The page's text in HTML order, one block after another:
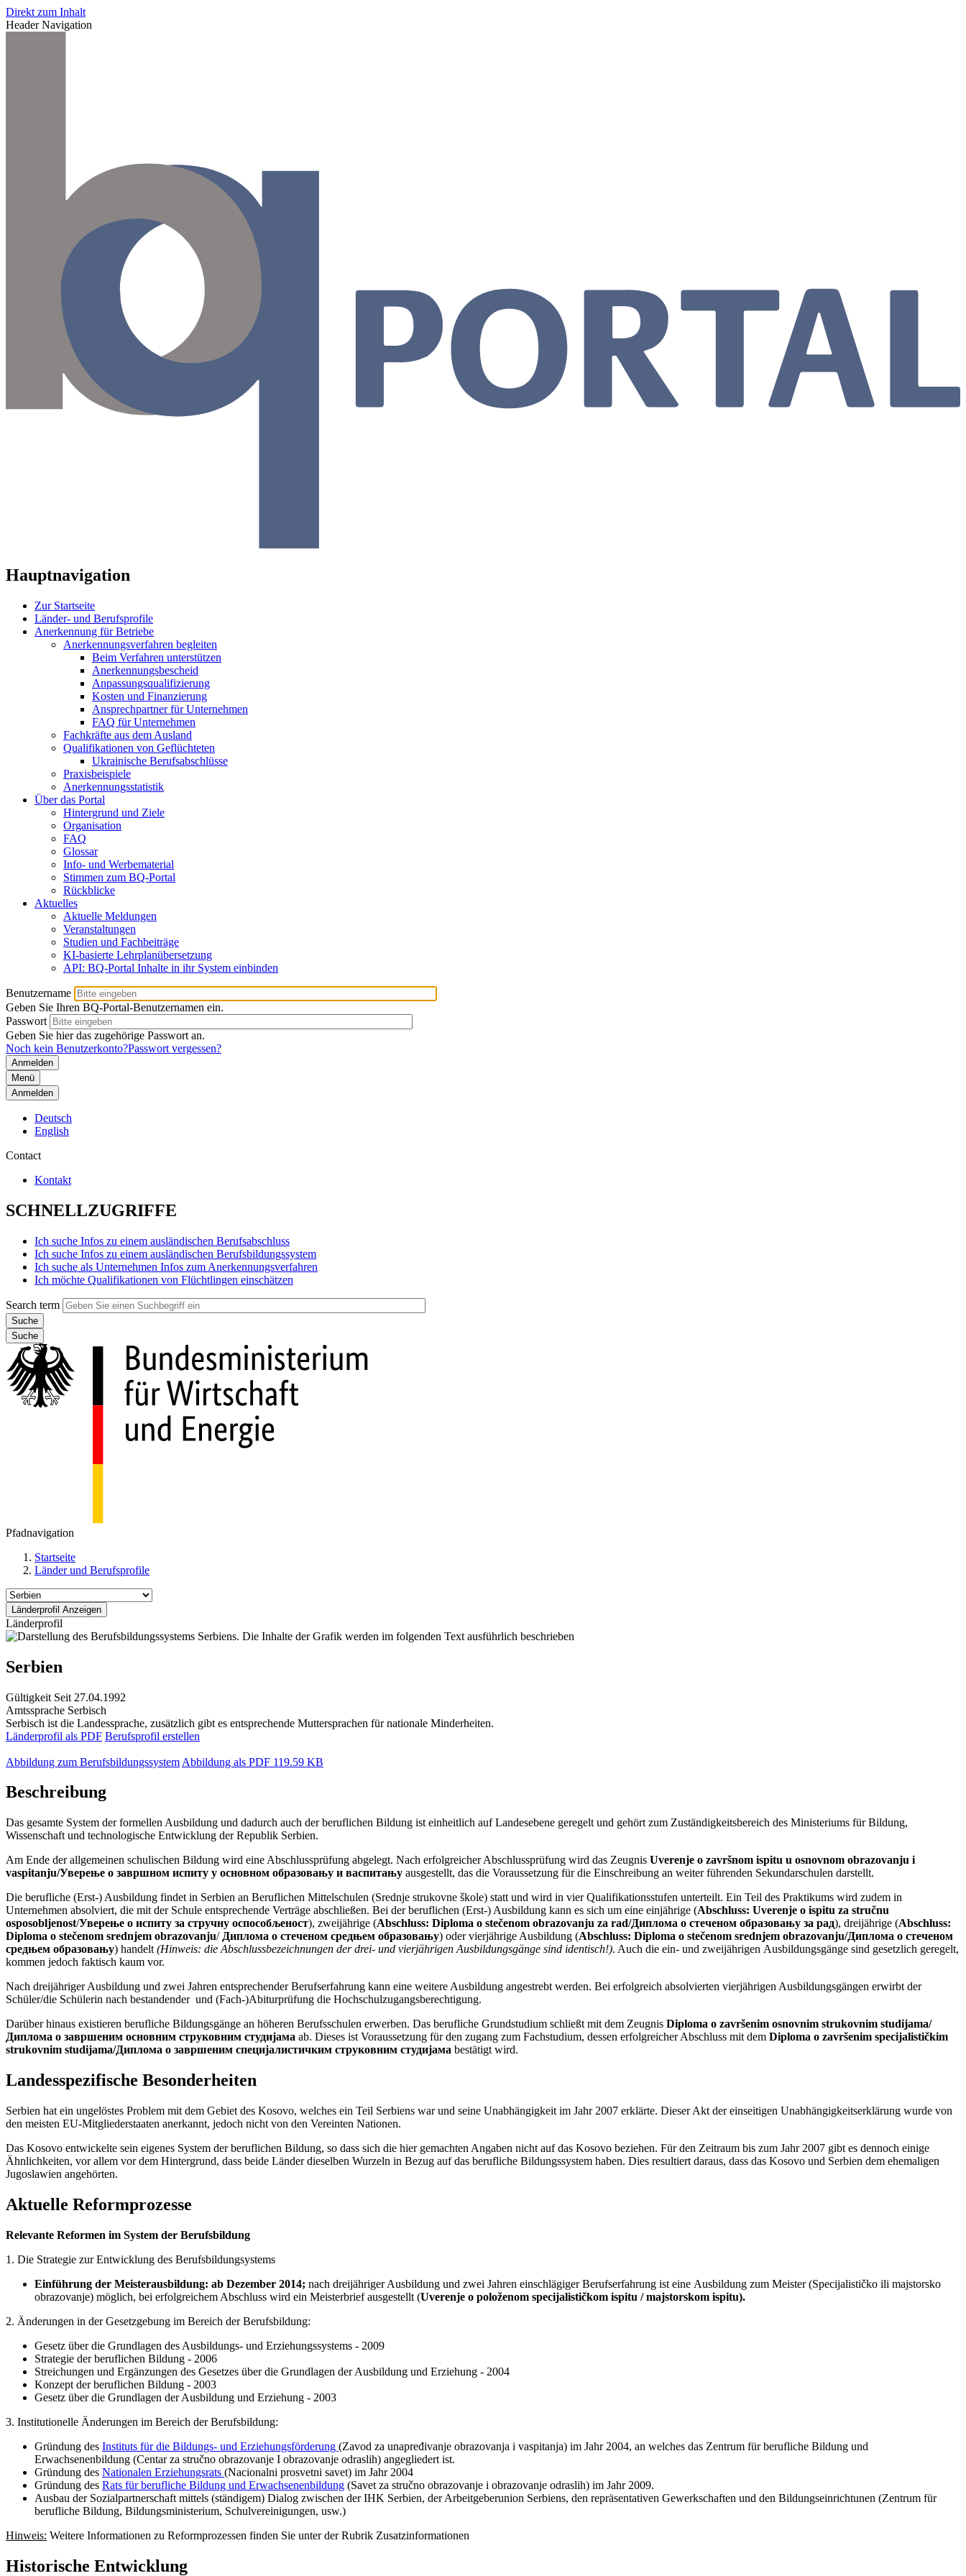
Direkt zum Inhalt
Header Navigation
Hauptnavigation
Zur Startseite
Länder- und Berufsprofile
Anerkennung für Betriebe
Anerkennungsverfahren begleiten
Beim Verfahren unterstützen
Anerkennungsbescheid
Anpassungsqualifizierung
Kosten und Finanzierung
Ansprechpartner für Unternehmen
FAQ für Unternehmen
Fachkräfte aus dem Ausland
Qualifikationen von Geflüchteten
Ukrainische Berufsabschlüsse
Praxisbeispiele
Anerkennungsstatistik
Über das Portal
Hintergrund und Ziele
Organisation
FAQ
Glossar
Info- und Werbematerial
Stimmen zum BQ-Portal
Rückblicke
Aktuelles
Aktuelle Meldungen
Veranstaltungen
Studien und Fachbeiträge
KI-basierte Lehrplanübersetzung
API: BQ-Portal Inhalte in ihr System einbinden
Benutzername
Geben Sie Ihren BQ-Portal-Benutzernamen ein.
Passwort
Geben Sie hier das zugehörige Passwort an.
Noch kein Benutzerkonto?Passwort vergessen?
Menü
Anmelden
Deutsch
English
Contact
Kontakt
SCHNELLZUGRIFFE
Ich suche Infos zu einem ausländischen Berufsabschluss
Ich suche Infos zu einem ausländischen Berufsbildungssystem
Ich suche als Unternehmen Infos zum Anerkennungsverfahren
Ich möchte Qualifikationen von Flüchtlingen einschätzen
Search term
Suche
Pfadnavigation
Startseite
Länder und Berufsprofile
Länderprofil
Serbien
Gültigkeit Seit 27.04.1992
Amtssprache Serbisch
Serbisch ist die Landessprache, zusätzlich gibt es entsprechende Muttersprachen für nationale Minderheiten.
Länderprofil als PDF Berufsprofil erstellen
Abbildung zum Berufsbildungssystem Abbildung als PDF 119.59 KB
Beschreibung
Das gesamte System der formellen Ausbildung und dadurch auch der beruflichen Bildung ist einheitlich auf Landesebene geregelt und gehört zum Zuständigkeitsbereich des Ministeriums für Bildung,
Wissenschaft und technologische Entwicklung der Republik Serbien.
Am Ende der allgemeinen schulischen Bildung wird eine Abschlussprüfung abgelegt. Nach erfolgreicher Abschlussprüfung wird das Zeugnis Uverenje o završnom ispitu u osnovnom obrazovanju i
vaspitanju/Уверење о завршном испиту у основном образовању и васпитању ausgestellt, das die Voraussetzung für die Einschreibung an weiter führenden Sekundarschulen darstellt.
Die berufliche (Erst-) Ausbildung findet in Serbien an Beruflichen Mittelschulen (Srednje strukovne škole) statt und wird in vier Qualifikationsstufen unterteilt. Ein Teil des Praktikums wird zudem in
Unternehmen absolviert, die mit der Schule entsprechende Verträge abschließen. Bei der beruflichen (Erst-) Ausbildung kann es sich um eine einjährige (Abschluss: Uverenje o ispitu za stručnu
osposobljenost/Уверење о испиту за стручну оспособљеност), zweijährige (Abschluss: Diploma o stečenom obrazovanju za rad/Диплома о стеченом образовању за рад), dreijährige (Abschluss:
Diploma o stečenom srednjem obrazovanju/ Диплома о стеченом средњем образовању) oder vierjährige Ausbildung (Abschluss: Diploma o stečenom srednjem obrazovanju/Диплома о стеченом
средњем образовању) handelt (Hinweis: die Abschlussbezeichnungen der drei- und vierjährigen Ausbildungsgänge sind identisch!). Auch die ein- und zweijährigen Ausbildungsgänge sind gesetzlich geregelt,
kommen jedoch faktisch kaum vor.
Nach dreijähriger Ausbildung und zwei Jahren entsprechender Berufserfahrung kann eine weitere Ausbildung angestrebt werden. Bei erfolgreich absolvierten vierjährigen Ausbildungsgängen erwirbt der
Schüler/die Schülerin nach bestandender und (Fach-)Abiturprüfung die Hochschulzugangsberechtigung.
Darüber hinaus existieren berufliche Bildungsgänge an höheren Berufsschulen erwerben. Das berufliche Grundstudium schließt mit dem Zeugnis Diploma o završenim osnovnim strukovnim studijama/
Диплома о завршеним основним струковним студијама ab. Dieses ist Voraussetzung für den zugang zum Fachstudium, dessen erfolgreicher Abschluss mit dem Diploma o završenim specijalističkim
strukovnim studijama/Диплома о завршеним специјалистичким струковним студијама bestätigt wird.
Landesspezifische Besonderheiten
Serbien hat ein ungelöstes Problem mit dem Gebiet des Kosovo, welches ein Teil Serbiens war und seine Unabhängigkeit im Jahr 2007 erklärte. Dieser Akt der einseitigen Unabhängigkeitserklärung wurde von
den meisten EU-Mitgliederstaaten anerkannt, jedoch nicht von den Vereinten Nationen.
Das Kosovo entwickelte sein eigenes System der beruflichen Bildung, so dass sich die hier gemachten Angaben nicht auf das Kosovo beziehen. Für den Zeitraum bis zum Jahr 2007 gibt es dennoch einige
Ähnlichkeiten, vor allem vor dem Hintergrund, dass beide Länder dieselben Wurzeln in Bezug auf das berufliche Bildungssystem haben. Dies resultiert daraus, dass das Kosovo und Serbien dem ehemaligen
Jugoslawien angehörten.
Aktuelle Reformprozesse
Relevante Reformen im System der Berufsbildung
1. Die Strategie zur Entwicklung des Berufsbildungsystems
Einführung der Meisterausbildung: ab Dezember 2014; nach dreijähriger Ausbildung und zwei Jahren einschlägiger Berufserfahrung ist eine Ausbildung zum Meister (Specijalističko ili majstorsko
obrazovanje) möglich, bei erfolgreichem Abschluss wird ein Meisterbrief ausgestellt (Uverenje o položenom specijalističkom ispitu / majstorskom ispitu).
2. Änderungen in der Gesetzgebung im Bereich der Berufsbildung:
Gesetz über die Grundlagen des Ausbildungs- und Erziehungssystems - 2009
Strategie der beruflichen Bildung - 2006
Streichungen und Ergänzungen des Gesetzes über die Grundlagen der Ausbildung und Erziehung - 2004
Konzept der beruflichen Bildung - 2003
Gesetz über die Grundlagen der Ausbildung und Erziehung - 2003
3. Institutionelle Änderungen im Bereich der Berufsbildung:
Gründung des Instituts für die Bildungs- und Erziehungsförderung (Zavod za unapređivanje obrazovanja i vaspitanja) im Jahr 2004, an welches das Zentrum für berufliche Bildung und
Erwachsenenbildung (Centar za stručno obrazovanje I obrazovanje odraslih) angegliedert ist.
Gründung des Nationalen Erziehungsrats (Nacionalni prosvetni savet) im Jahr 2004
Gründung des Rats für berufliche Bildung und Erwachsenenbildung (Savet za stručno obrazovanje i obrazovanje odraslih) im Jahr 2009.
Ausbau der Sozialpartnerschaft mittels (ständigem) Dialog zwischen der IHK Serbien, der Arbeitgeberunion Serbiens, den repräsentativen Gewerkschaften und den Bildungseinrichtunen (Zentrum für
berufliche Bildung, Bildungsministerium, Schulvereinigungen, usw.)
Hinweis: Weitere Informationen zu Reformprozessen finden Sie unter der Rubrik Zusatzinformationen
Historische Entwicklung